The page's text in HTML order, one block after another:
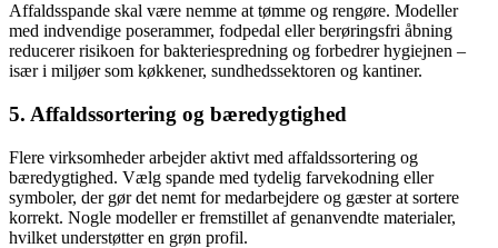
Affaldsspande skal være nemme at tømme og rengøre. Modeller
med indvendige poserammer, fodpedal eller berøringsfri åbning
reducerer risikoen for bakteriespredning og forbedrer hygiejnen –
især i miljøer som køkkener, sundhedssektoren og kantiner.
5. Affaldssortering og bæredygtighed
Flere virksomheder arbejder aktivt med affaldssortering og
bæredygtighed. Vælg spande med tydelig farvekodning eller
symboler, der gør det nemt for medarbejdere og gæster at sortere
korrekt. Nogle modeller er fremstillet af genanvendte materialer,
hvilket understøtter en grøn profil.